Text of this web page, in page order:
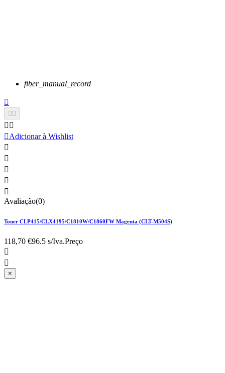
fiber_manual_record

 
 
Adicionar à Wishlist





Avaliação(0)
Toner CLP415/CLX4195/C1810W/C1860FW Magenta (CLT-M504S)
118,70 €96.5 s/Iva.Preço


×